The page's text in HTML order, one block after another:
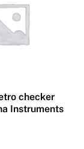
checker
Instruments